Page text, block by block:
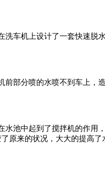
车机上设计了一套快速脱
部分喷的水喷不到车上，
池中起到了搅拌机的作用
原来的状况，大大的提高了